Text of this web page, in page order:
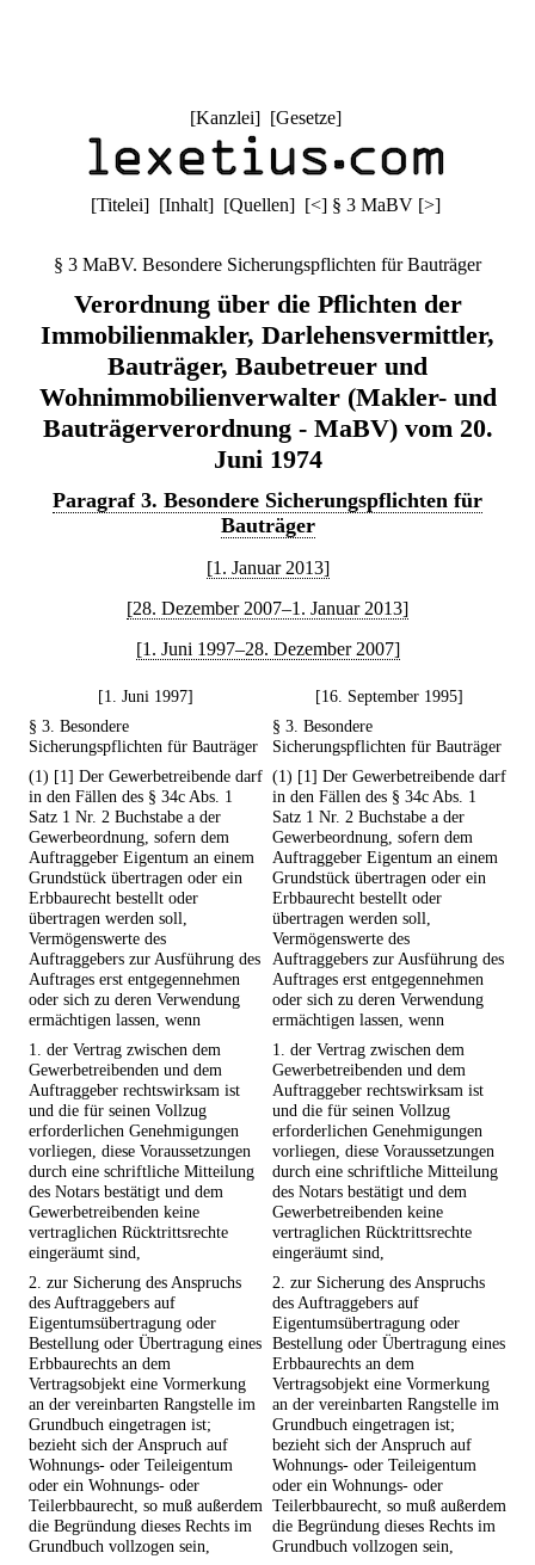
[Kanzlei] [Gesetze]
[Titelei] [Inhalt] [Quellen] [<] § 3 MaBV [>]
§ 3 MaBV. Besondere Sicherungspflichten für Bauträger
Verordnung über die Pflichten der
Immobilienmakler, Darlehensvermittler,
Bauträger, Baubetreuer und
Wohnimmobilienverwalter (Makler- und
Bauträgerverordnung - MaBV) vom 20.
Juni 1974
Paragraf 3. Besondere Sicherungspflichten für
Bauträger
[1. Januar 2013]
[28. Dezember 2007–1. Januar 2013]
[1. Juni 1997–28. Dezember 2007]
[1. Juni 1997]
[16. September 1995]
§ 3. Besondere
Sicherungspflichten für Bauträger
§ 3. Besondere
Sicherungspflichten für Bauträger
(1) [1] Der Gewerbetreibende darf
in den Fällen des § 34c Abs. 1
Satz 1 Nr. 2 Buchstabe a der
Gewerbeordnung, sofern dem
Auftraggeber Eigentum an einem
Grundstück übertragen oder ein
Erbbaurecht bestellt oder
übertragen werden soll,
Vermögenswerte des
Auftraggebers zur Ausführung des
Auftrages erst entgegennehmen
oder sich zu deren Verwendung
ermächtigen lassen, wenn
(1) [1] Der Gewerbetreibende darf
in den Fällen des § 34c Abs. 1
Satz 1 Nr. 2 Buchstabe a der
Gewerbeordnung, sofern dem
Auftraggeber Eigentum an einem
Grundstück übertragen oder ein
Erbbaurecht bestellt oder
übertragen werden soll,
Vermögenswerte des
Auftraggebers zur Ausführung des
Auftrages erst entgegennehmen
oder sich zu deren Verwendung
ermächtigen lassen, wenn
1. der Vertrag zwischen dem
Gewerbetreibenden und dem
Auftraggeber rechtswirksam ist
und die für seinen Vollzug
erforderlichen Genehmigungen
vorliegen, diese Voraussetzungen
durch eine schriftliche Mitteilung
des Notars bestätigt und dem
Gewerbetreibenden keine
vertraglichen Rücktrittsrechte
eingeräumt sind,
1. der Vertrag zwischen dem
Gewerbetreibenden und dem
Auftraggeber rechtswirksam ist
und die für seinen Vollzug
erforderlichen Genehmigungen
vorliegen, diese Voraussetzungen
durch eine schriftliche Mitteilung
des Notars bestätigt und dem
Gewerbetreibenden keine
vertraglichen Rücktrittsrechte
eingeräumt sind,
2. zur Sicherung des Anspruchs
des Auftraggebers auf
Eigentumsübertragung oder
Bestellung oder Übertragung eines
Erbbaurechts an dem
Vertragsobjekt eine Vormerkung
an der vereinbarten Rangstelle im
Grundbuch eingetragen ist;
bezieht sich der Anspruch auf
Wohnungs- oder Teileigentum
oder ein Wohnungs- oder
Teilerbbaurecht, so muß außerdem
die Begründung dieses Rechts im
Grundbuch vollzogen sein,
2. zur Sicherung des Anspruchs
des Auftraggebers auf
Eigentumsübertragung oder
Bestellung oder Übertragung eines
Erbbaurechts an dem
Vertragsobjekt eine Vormerkung
an der vereinbarten Rangstelle im
Grundbuch eingetragen ist;
bezieht sich der Anspruch auf
Wohnungs- oder Teileigentum
oder ein Wohnungs- oder
Teilerbbaurecht, so muß außerdem
die Begründung dieses Rechts im
Grundbuch vollzogen sein,